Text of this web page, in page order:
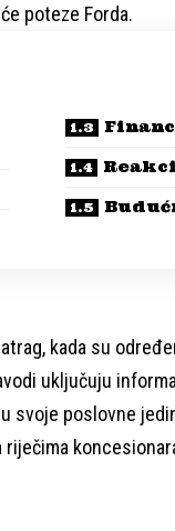
poteze Forda.
kada su
uključuju
svoje poslovne